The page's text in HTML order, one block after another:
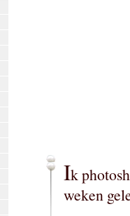
Ik
weken